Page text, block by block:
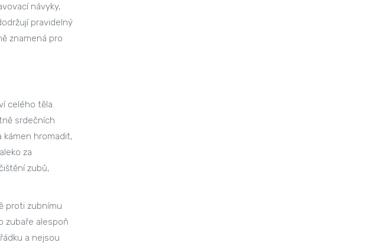
návyky,
pravidelný
znamená pro
celého těla.
srdečních
kámen hromadit,
za
zubů,
proti zubnímu
zubaře alespoň
a nejsou